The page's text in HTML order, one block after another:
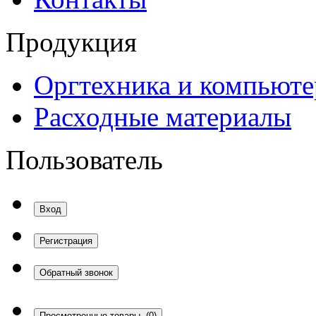
Продукция
Оргтехника и
Расходные материалы
Пользователь
Вход
Регистрация
Обратный звонок